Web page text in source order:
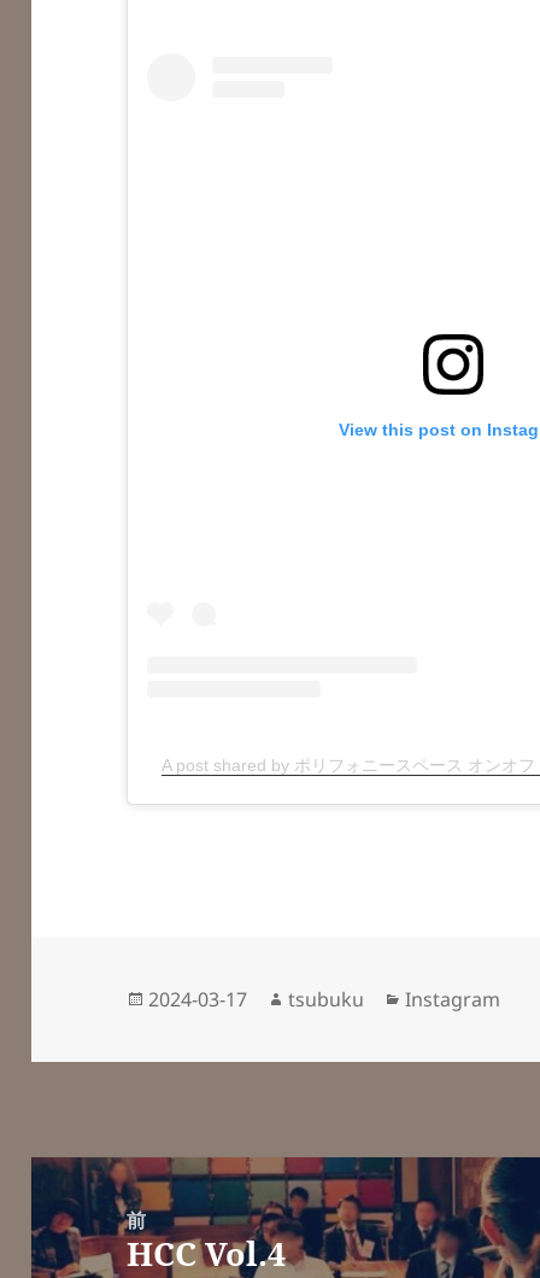
View this post on
A post shared by ポリフォニースペース オンオ
投
日:
2024-03-17
作
者
tsubuku
カ
ゴ
Instagram
投
稿
ナ
前
前
HCC Vol.4